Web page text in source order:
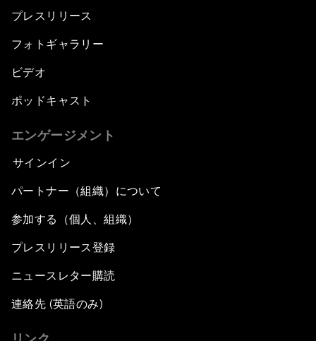
プレスリリース
フォトギャラリー
ビデオ
ポッドキャスト
エンゲージメント
サインイン
パートナー（組織）について
参加する（個人、組織）
プレスリリース登録
ニュースレター購読
連絡先 (英語のみ)